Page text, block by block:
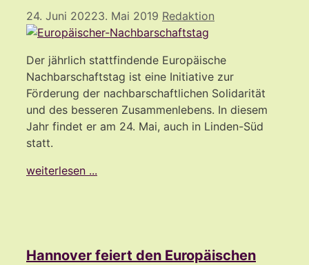
24. Juni 20223. Mai 2019 Redaktion
Der jährlich stattfindende Europäische
Nachbarschaftstag ist eine Initiative zur
Förderung der nachbarschaftlichen Solidarität
und des besseren Zusammenlebens. In diesem
Jahr findet er am 24. Mai, auch in Linden-Süd
statt.
weiterlesen ...
Hannover feiert den Europäischen